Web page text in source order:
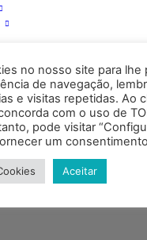
RECEBA A NOSSA NEWSLETTER
no nosso site para lhe
de navegação,
e visitas repetidas. Ao
com o uso de
pode visitar
um
Aceitar